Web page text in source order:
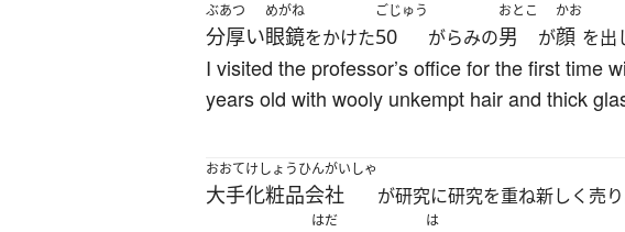
ぶあつ
分厚い
めがね
眼鏡をかけた
ごじゅう
50 がらみの
おとこ
男 が
かお
顔 を出
I visited the professor’s office for the first time
years old with wooly unkempt hair and thick
おおて
大手
けしょうひんがいしゃ
化粧品会社 が研究に研究を重ね新しく売
はだ は